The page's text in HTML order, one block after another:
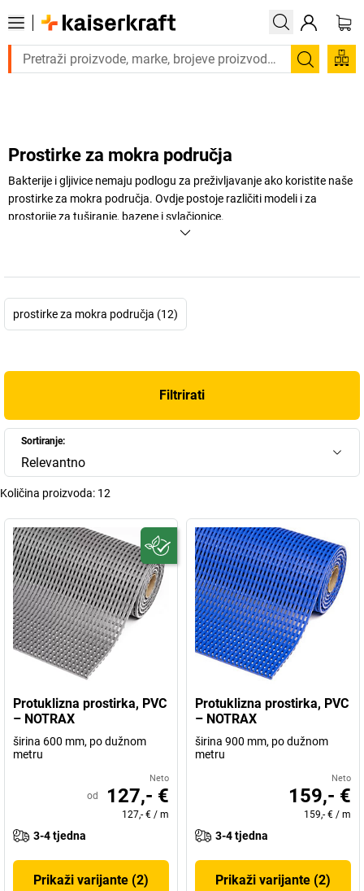
Trebate proizvod hitno? Pogledajte našu ponudu proizvoda s
Prostirke za mokra područja
Bakterije i gljivice nemaju podlogu za preživljavanje ako koristite naše
prostirke za mokra područja. Ovdje postoje različiti modeli i za
prostorije za tuširanje, bazene i svlačionice.
prostirke za mokra područja (12)
Filtrirati
Sortiranje:
Relevantno
Količina proizvoda: 12
Protuklizna prostirka, PVC
– NOTRAX
širina 600 mm, po dužnom
metru
Neto
od 127,- €
127,- € / m
3-4 tjedna
Prikaži varijante (2)
Protuklizna prostirka, PVC
– NOTRAX
širina 900 mm, po dužnom
metru
Neto
159,- €
159,- € / m
3-4 tjedna
Prikaži varijante (2)